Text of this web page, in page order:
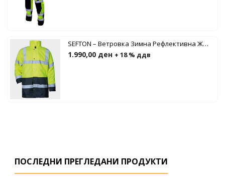
SEFTON – Ветровка Зимна Рефлективна Жолта
1.990,00 ден + 18 % ддв
ПОСЛЕДНИ ПРЕГЛЕДАНИ ПРОДУКТИ